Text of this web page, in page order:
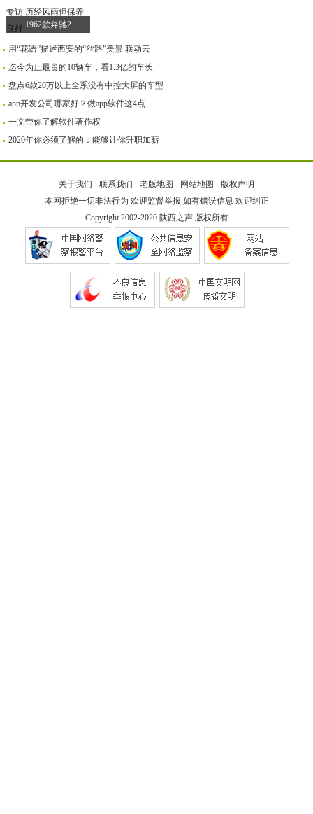
1962款奔驰2
用“花语”描述西安的“丝路”美景 联动云
迄今为止最贵的10辆车，看1.3亿的车长
盘点6款20万以上全系没有中控大屏的车型
app开发公司哪家好？做app软件这4点
一文带你了解软件著作权
2020年你必须了解的：能够让你升职加薪
关于我们 - 联系我们 - 老版地图 - 网站地图 - 版权声明
本网拒绝一切非法行为 欢迎监督举报 如有错误信息 欢迎纠正
Copyright 2002-2020 陕西之声版权所有